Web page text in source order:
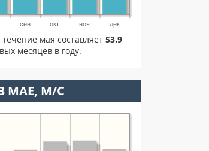
сен окт ноя дек
мая составляет 53.9
месяцев в году.
МАЕ, М/С